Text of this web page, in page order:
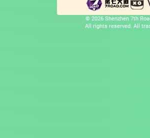
© 2026 Shenzhen 7th
All rights reserved. All